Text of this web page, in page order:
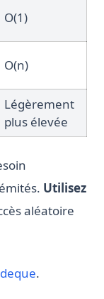
O(1)
O(n)
Légèrement
plus élevée
Utilisez
aléatoire
.